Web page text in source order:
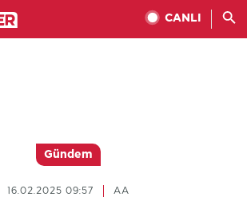
CANLI
Gündem
AA
16.02.2025 09:57